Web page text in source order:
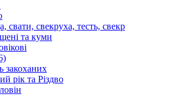
свати, свекруха, тесть, свекр
та куми
закоханих
рік та Різдво